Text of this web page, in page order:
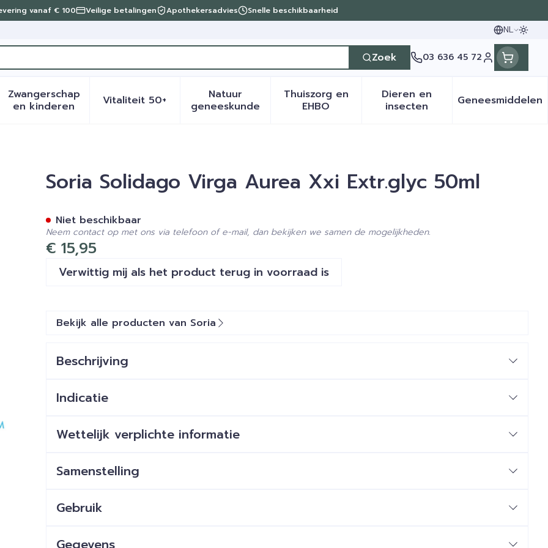
vanaf € 100 Veilige betalingen Apothekersadvies Snelle beschikbaarheid
NL
Talen
Zoek 03 636 45 72
Klant menu
verzorging en hygiëne categorie
voor Dieet, voeding en vitamines categorie
Zwangerschap
en kinderenToon submenu voor Zwangerschap en kinderen categorie
Vitaliteit 50+Toon submenu voor Vitaliteit 50+ categorie
Natuur
geneeskundeToon submenu voor Natuur geneeskunde categorie
Thuiszorg en
EHBOToon submenu voor Thuiszorg en EHBO
Dieren en
insectenToon submenu voor
Geneesmiddelen
Toon
Xxi Extr.glyc 50ml
Soria Solidago Virga Aurea Xxi Extr.glyc 50ml
€ 15,95
Verwittig mij als het product terug in voorraad is
Niet beschikbaar
Neem contact op met ons via telefoon of e-mail, dan bekijken we samen de mogelijkheden.
Bekijk alle producten van Soria
Beschrijving
Indicatie
Wettelijk verplichte informatie
Samenstelling
Gebruik
Gegevens